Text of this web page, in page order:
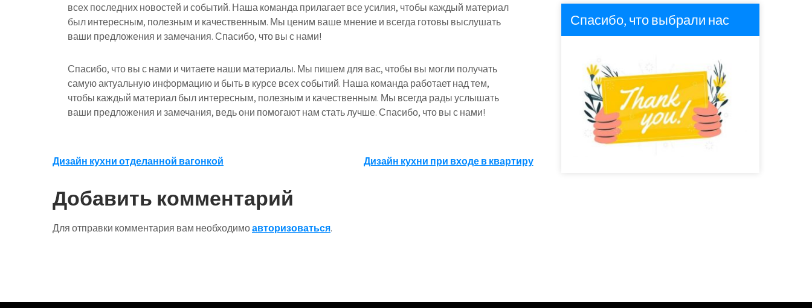
всех последних новостей и событий. Наша команда прилагает все усилия, чтобы каждый материал
был интересным, полезным и качественным. Мы ценим ваше мнение и всегда готовы выслушать
ваши предложения и замечания. Спасибо, что вы с нами!
Спасибо, что вы с нами и читаете наши материалы. Мы пишем для вас, чтобы вы могли получать
самую актуальную информацию и быть в курсе всех событий. Наша команда работает над тем,
чтобы каждый материал был интересным, полезным и качественным. Мы всегда рады услышать
ваши предложения и замечания, ведь они помогают нам стать лучше. Спасибо, что вы с нами!
Навигация
по
записям
Дизайн кухни отделанной вагонкой Дизайн кухни при входе в квартиру
Добавить комментарий
Для отправки комментария вам необходимоавторизоваться.
Спасибо, что выбрали нас